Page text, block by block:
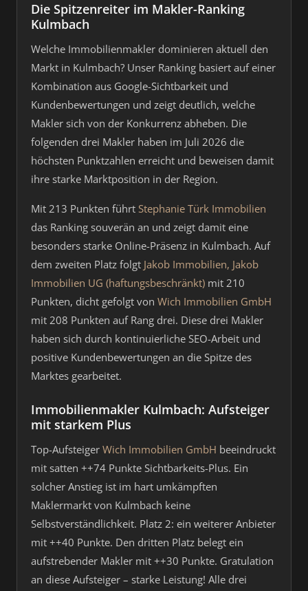
Die Spitzenreiter im Makler-Ranking
Kulmbach
Welche Immobilienmakler dominieren aktuell den
Markt in Kulmbach? Unser Ranking basiert auf einer
Kombination aus Google-Sichtbarkeit und
Kundenbewertungen und zeigt deutlich, welche
Makler sich von der Konkurrenz abheben. Die
folgenden drei Makler haben im Juli 2026 die
höchsten Punktzahlen erreicht und beweisen damit
ihre starke Marktposition in der Region.
Mit 213 Punkten führt Stephanie Türk Immobilien
das Ranking souverän an und zeigt damit eine
besonders starke Online-Präsenz in Kulmbach. Auf
dem zweiten Platz folgt Jakob Immobilien, Jakob
Immobilien UG (haftungsbeschränkt) mit 210
Punkten, dicht gefolgt von Wich Immobilien GmbH
mit 208 Punkten auf Rang drei. Diese drei Makler
haben sich durch kontinuierliche SEO-Arbeit und
positive Kundenbewertungen an die Spitze des
Marktes gearbeitet.
Immobilienmakler Kulmbach: Aufsteiger
mit starkem Plus
Top-Aufsteiger Wich Immobilien GmbH beeindruckt
mit satten ++74 Punkte Sichtbarkeits-Plus. Ein
solcher Anstieg ist im hart umkämpften
Maklermarkt von Kulmbach keine
Selbstverständlichkeit. Platz 2: ein weiterer Anbieter
mit ++40 Punkte. Den dritten Platz belegt ein
aufstrebender Makler mit ++30 Punkte. Gratulation
an diese Aufsteiger – starke Leistung! Alle drei